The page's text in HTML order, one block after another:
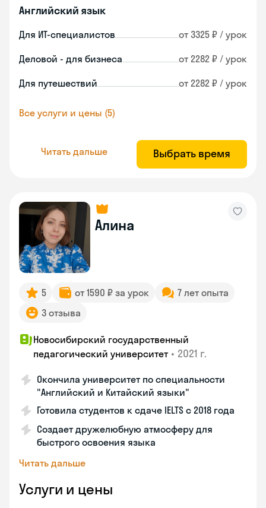
Английский язык
Для ИТ-специалистов от 3325 ₽ / урок
Деловой - для бизнеса от 2282 ₽ / урок
Для путешествий от 2282 ₽ / урок
Все услуги и цены (5)
Читать дальше Выбрать время
Алина
5 от 1590 ₽ за урок
7 лет опыта
3 отзыва
Новосибирский государственный
педагогический университет • 2021 г.
Окончила университет по специальности
"Английский и Китайский языки"
Готовила студентов к сдаче IELTS с 2018 года
Создает дружелюбную атмосферу для
быстрого освоения языка
Читать дальше
Услуги и цены